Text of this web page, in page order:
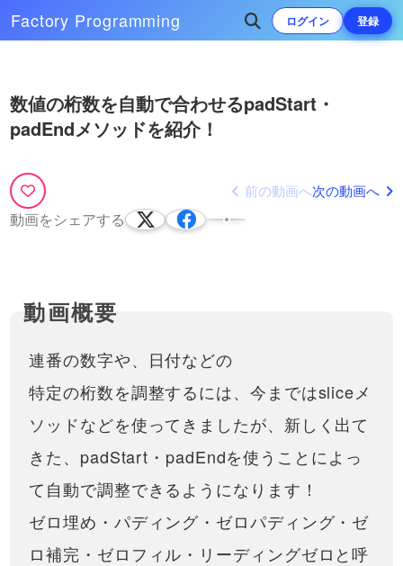
Factory Programming ログイン 登録
Video
次によく再生されている動画
JavaScriptでファイル分割する方
Nuxt.jsなどでサイト制作やアプリケ
ルを分割したくなってくるタイミン
グがあります。JSではその機能が
Webサイトで3D表現ができる
数値の桁数を自動で合わせるpadStart・
padEndメソッドを紹介！
動画をシェアする
前の動画へ次の動画へ
連番の数字や、日付などの
特定の桁数を調整するには、今まではsliceメ
ソッドなどを使ってきましたが、新しく出て
きた、padStart・padEndを使うことによっ
て自動で調整できるようになります！
ゼロ埋め・パディング・ゼロパディング・ゼ
ロ補完・ゼロフィル・リーディングゼロと呼